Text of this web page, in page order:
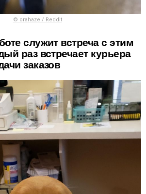
© orahaze / Reddit
служит встреча с этим
раз встречает курьера
заказов